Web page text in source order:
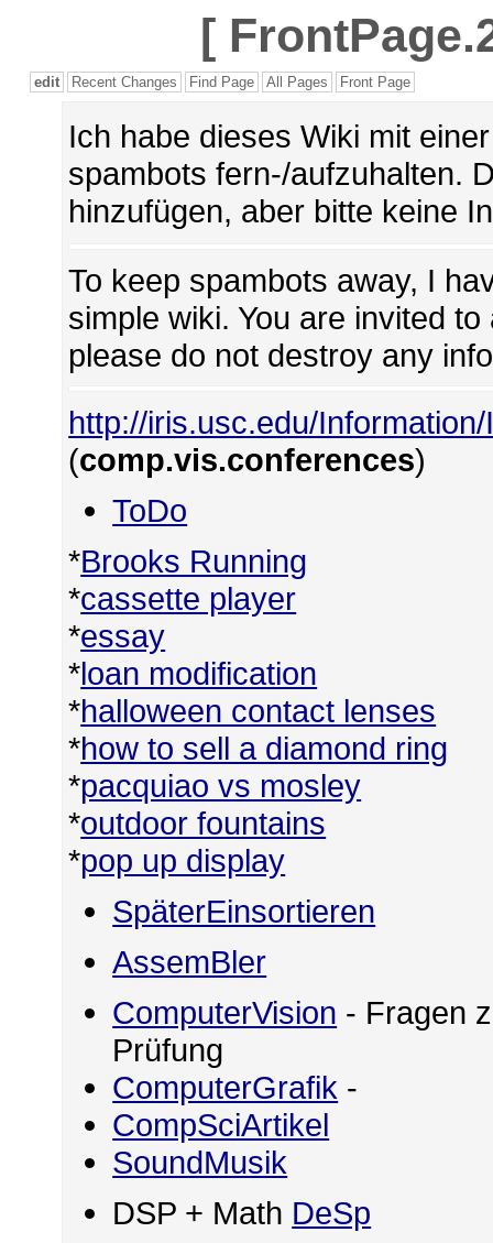
[
edit Recent Changes Find Page All Pages Front Page
Ich habe dieses Wiki mit
spambots fern-/aufzuhalten.
hinzufügen, aber bitte keine
To keep spambots away, I
simple wiki. You are invited
please do not destroy any
http://iris.usc.edu/
(comp.vis.conferences)
ToDo
*Brooks Running
*cassette player
*essay
*loan modification
*halloween contact lenses
*how to sell a diamond ring
*pacquiao vs mosley
*outdoor fountains
*pop up display
SpäterEinsortieren
AssemBler
ComputerVision - Fragen
Prüfung
ComputerGrafik -
CompSciArtikel
SoundMusik
DSP + Math DeSp